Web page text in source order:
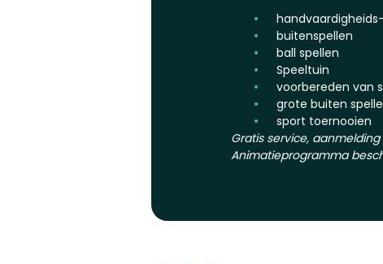
buitenspellen
ball spellen
Speeltuin
voorbereden van
grote buiten
sport toernooien
Gratis service,
Animatieprogramma